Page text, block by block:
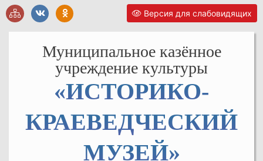
Версия для слабовидящих
Муниципальное казённое
учреждение культуры
«ИСТОРИКО-
КРАЕВЕДЧЕСКИЙ
МУЗЕЙ»